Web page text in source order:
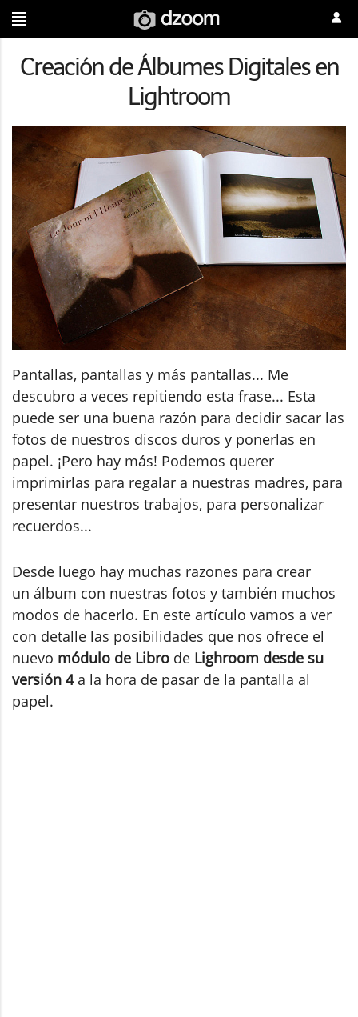
Creación de Álbumes Digitales en
Lightroom
Pantallas, pantallas y más pantallas... Me
descubro a veces repitiendo esta frase... Esta
puede ser una buena razón para decidir sacar las
fotos de nuestros discos duros y ponerlas en
papel. ¡Pero hay más! Podemos querer
imprimirlas para regalar a nuestras madres, para
presentar nuestros trabajos, para personalizar
recuerdos...
Desde luego hay muchas razones para crear
un álbum con nuestras fotos y también muchos
modos de hacerlo. En este artículo vamos a ver
con detalle las posibilidades que nos ofrece el
nuevo módulo de Libro de Lighroom desde su
versión 4a la hora de pasar de la pantalla al
papel.